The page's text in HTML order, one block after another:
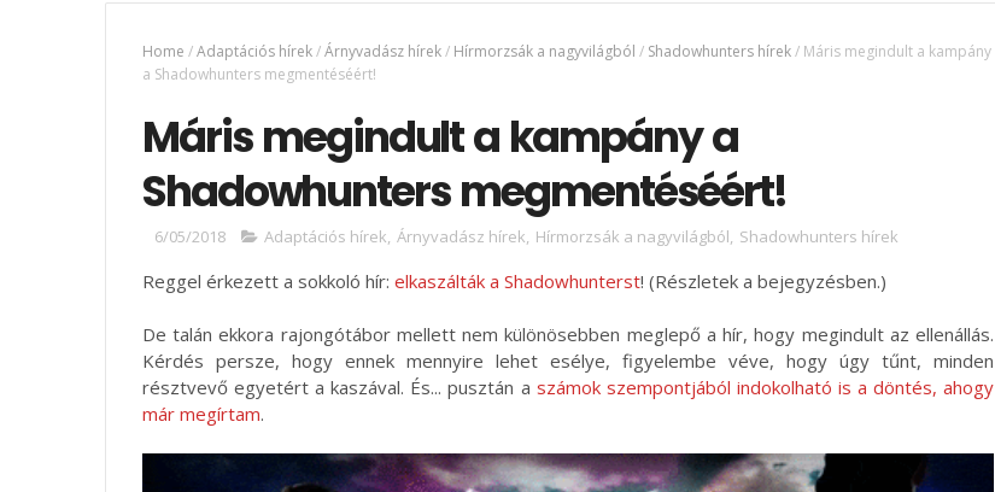
Home /Adaptációs hírek/Árnyvadász hírek/ Hírmorzsák a nagyvilágból / Shadowhunters hírek/ Máris megindult a kampány
a Shadowhunters megmentéséért!
Máris megindult a kampány a
Shadowhunters megmentéséért!
6/05/2018 Adaptációs hírek, Árnyvadász hírek, Hírmorzsák a nagyvilágból, Shadowhunters hírek
Reggel érkezett a sokkoló hír: elkaszálták a Shadowhunterst! (Részletek a bejegyzésben.)
De talán ekkora rajongótábor mellett nem különösebben meglepő a hír, hogy megindult az ellenállás.
Kérdés persze, hogy ennek mennyire lehet esélye, figyelembe véve, hogy úgy tűnt, minden
résztvevő egyetért a kaszával. És... pusztán a számok szempontjából indokolható is a döntés, ahogy
már megírtam.